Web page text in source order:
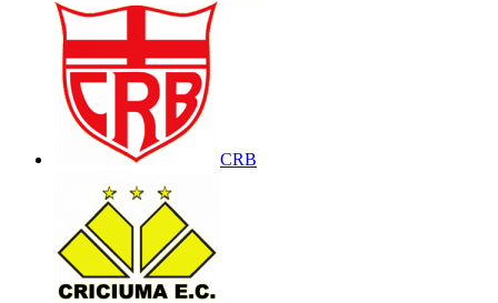
CRB